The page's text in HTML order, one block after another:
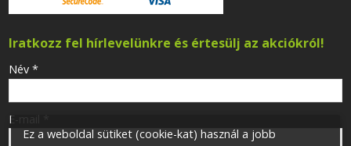
Iratkozz fel hírlevelünkre és értesülj az akciókról!
-
-
Név *
E-mail
Ez a weboldal sütiket (cookie-kat) használ a jobb